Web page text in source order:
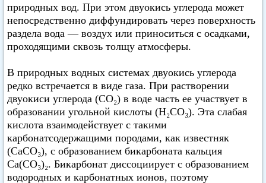
природных вод. При этом двуокись углерода может
непосредственно диффундировать через поверхность
раздела вода — воздух или приноситься с осадками,
проходящими сквозь толщу атмосферы.
В природных водных системах двуокись углерода
редко встречается в виде газа. При растворении
двуокиси углерода (CO₂) в воде часть ее участвует в
образовании угольной кислоты (Н₂СО₃). Эта слабая
кислота взаимодействует с такими
карбонатсодержащими породами, как известняк
(СаСО₃), с образованием бикарбоната кальция
Са(СО₃)₂. Бикарбонат диссоциирует с образованием
водородных и карбонатных ионов, поэтому